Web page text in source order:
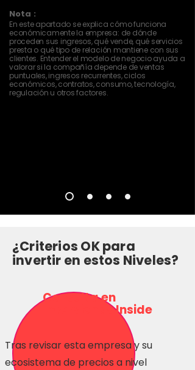
Nota :
En este apartado se explica cómo funciona
económicamente la empresa: de dónde
proceden sus ingresos, qué vende, qué servicios
presta o qué tipo de relación mantiene con sus
clientes. Entender el modelo de negocio ayuda a
valorar si la compañía depende de ventas
puntuales, ingresos recurrentes, ciclos
económicos, contratos, consumo, tecnología,
regulación u otros factores.
¿Criterios OK para
invertir en estos Niveles?
Consulta en
Inversionas Inside
Tras revisar esta empresa y su
ecosistema de precios a nivel